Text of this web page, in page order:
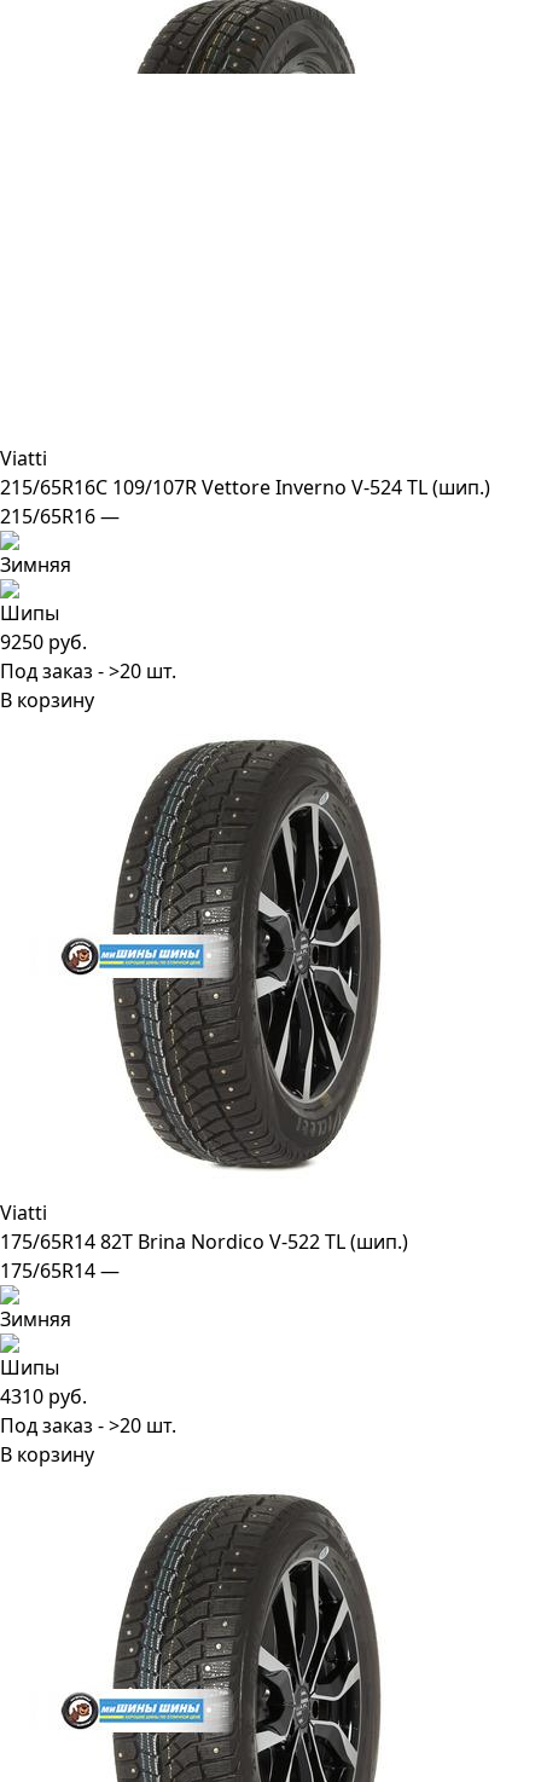
Viatti
215/65R16C 109/107R Vettore Inverno V-524 TL (шип.)
215/65R16 —
9250 руб.
Под заказ - >20 шт.
В корзину
Viatti
175/65R14 82T Brina Nordico V-522 TL (шип.)
175/65R14 —
4310 руб.
Под заказ - >20 шт.
В корзину